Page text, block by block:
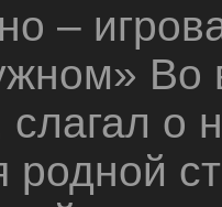
–
о
родной